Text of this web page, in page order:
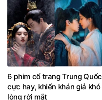
6 phim cổ trang Trung Quốc
cực hay, khiến khán giả khó
lòng rời mắt